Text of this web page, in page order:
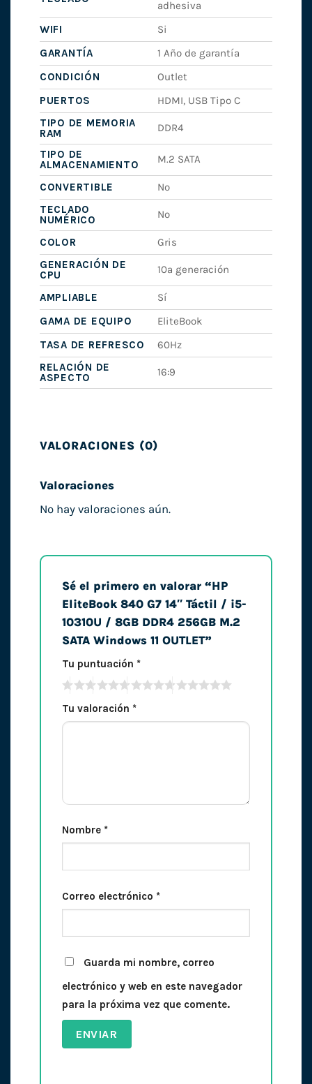
adhesiva
WIFI
Si
GARANTÍA
1 Año de garantía
CONDICIÓN
Outlet
PUERTOS
HDMI, USB Tipo C
TIPO DE MEMORIA
RAM
DDR4
TIPO DE
ALMACENAMIENTO
M.2 SATA
CONVERTIBLE
No
TECLADO
NUMÉRICO
No
COLOR
Gris
GENERACIÓN DE
CPU
10ª generación
AMPLIABLE
Sí
GAMA DE EQUIPO
EliteBook
TASA DE REFRESCO
60Hz
RELACIÓN DE
ASPECTO
16:9
VALORACIONES (0)
Valoraciones
No hay valoraciones aún.
Sé el primero en valorar “HP
EliteBook 840 G7 14″ Táctil / i5-
10310U / 8GB DDR4 256GB M.2
SATA Windows 11 OUTLET”
Tu puntuación *
Tu valoración *
Nombre *
Correo electrónico *
Guarda mi nombre, correo
electrónico y web en este navegador
para la próxima vez que comente.